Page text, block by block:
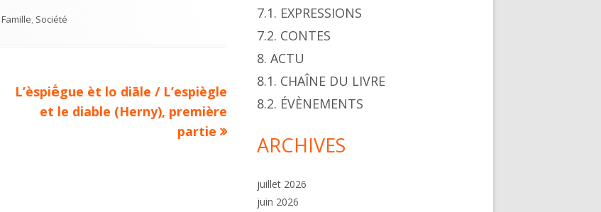
Tags
Famille, Société
Next
article:
L’èspiḗgue èt lo diāle / L’espiègle
et le diable (Herny), première
partie
7.1. EXPRESSIONS
7.2. CONTES
8. ACTU
8.1. CHAÎNE DU LIVRE
8.2. ÉVÈNEMENTS
ARCHIVES
juillet 2026
juin 2026